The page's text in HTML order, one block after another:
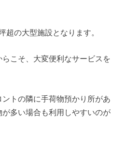
超の大型施設となります。
こそ、大変便利なサービスを
トの隣に手荷物預かり所があ
多い場合も利用しやすいのが